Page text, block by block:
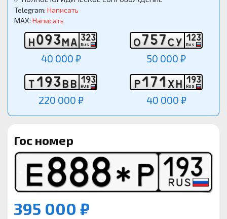
Telegram: Написать
MAX: Написать
Н093МА 323
RUS
40 000 ₽
О757СУ 123
RUS
50 000 ₽
Т193ВВ 193
RUS
220 000 ₽
Р171ХН 193
RUS
40 000 ₽
Гос номер
395 000 ₽